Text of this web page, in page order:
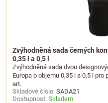
Zvýhodněná sada černých
0,35 l a 0,5 l
Zvýhodněná sada dvou
Europa o objemu 0,35 l a 0,5 l
art.
Skladové číslo: SADA21
Dostupnost: Skladem